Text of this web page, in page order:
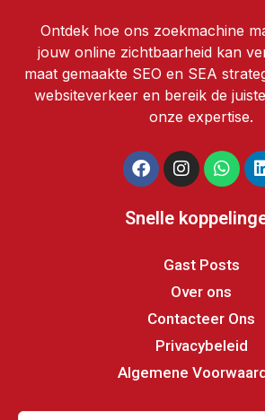
Ontdek hoe ons zoekmachine
jouw online zichtbaarheid kan
maat gemaakte SEO en SEA
websiteverkeer en bereik de
onze expertise.
Snelle
Gast Posts
Over ons
Contacteer Ons
Privacybeleid
Algemene